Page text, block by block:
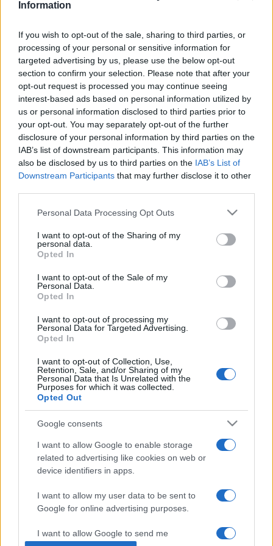
Information
If you wish to opt-out of the sale, sharing to third parties, or
processing of your personal or sensitive information for
targeted advertising by us, please use the below opt-out
section to confirm your selection. Please note that after your
opt-out request is processed you may continue seeing
interest-based ads based on personal information utilized by
us or personal information disclosed to third parties prior to
your opt-out. You may separately opt-out of the further
disclosure of your personal information by third parties on the
IAB’s list of downstream participants. This information may
also be disclosed by us to third parties on the IAB’s List of
Downstream Participants that may further disclose it to other
Please note that this website/app uses one or more Google
not limited to your visit or usage behaviour. You may click to
grant or deny consent to Google and its third-party tags to
use your data for below specified purposes in below Google
consent section.
Personal Data Processing Opt Outs
I want to opt-out of the Sharing of my
personal data.
Opted In
I want to opt-out of the Sale of my
Personal Data.
Opted In
I want to opt-out of processing my
Personal Data for Targeted Advertising.
Opted In
I want to opt-out of Collection, Use,
Retention, Sale, and/or Sharing of my
Personal Data that Is Unrelated with the
Purposes for which it was collected.
Opted Out
Google consents
I want to allow Google to enable storage
related to advertising like cookies on web or
device identifiers in apps.
I want to allow my user data to be sent to
Google for online advertising purposes.
I want to allow Google to send me
szerepeltetésére.
A szervezet a brüsszeliAncienne Belgiqueirányításával
Európa-szerte egyesíti az erős nemzetközi felhozatalú
klubokat, melyeket a friss tehetségek bemutatása iránti
elkötelezettségük, valamint infrastruktúrájuk és nemzetközi
hírnevük miatt választják ki. A budapesti A38 Hajómár a
kezdetektől részese az együttműködésnek, ez idő alatt
rengeteg tehetségnek adott lehetőséget fellépésre a
magyar közönség előtt.
Az ikonikus európai zenei helyszíneket tömörítő
kezdeményezést immár harmadik alkalommal választották
ki uniós finanszírozásra, hogy a következő három évben is
Megnövelt költségvetéssel és öt új helyszínnel a Liveurope
alapvető szerepet játszik az élőzenei szektor Covid utáni
fellendülésében. 2014 óta több mint negyvenhat művész
részesült Magyarországon a kezdeményezés
The Parazol,Belaués aMegahit.
A képen a Yin Yin. Fotó: Bodnár Dávid